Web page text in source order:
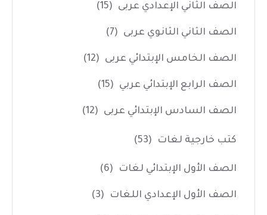
الصف الثاني الإعدادي عربى (15)
الصف الثاني الثانوي عربى (7)
الصف الخامس الإبتدائي عربى (12)
الصف الرابع الإبتدائي عربي (15)
الصف السادس الإبتدائي عربى (12)
كتب خارجية لغات (53)
الصف الأول الإبتدائي لغات (6)
الصف الأول الإعدادي اللغات (3)